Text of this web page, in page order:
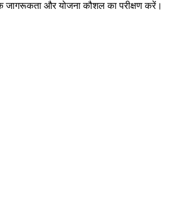
जागरूकता और योजना कौशल का परीक्षण करें।